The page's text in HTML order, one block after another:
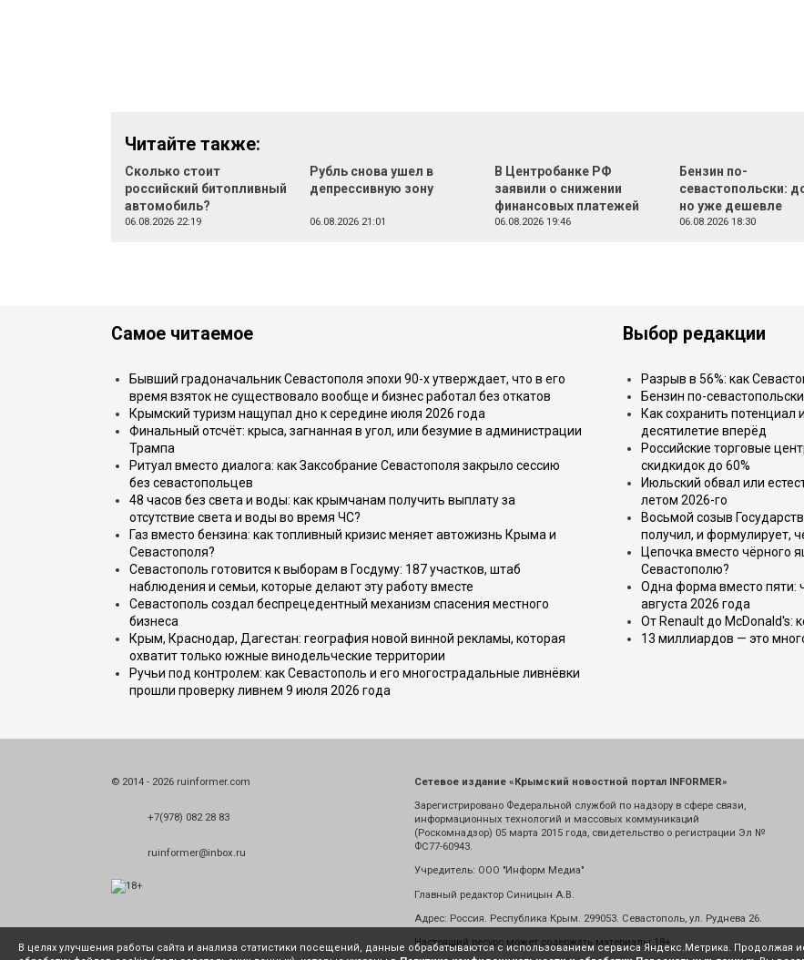
Читайте также:
Сколько стоит
российский битопливный
автомобиль?
06.08.2026 22:19
Рубль снова ушел в
депрессивную зону
06.08.2026 21:01
В Центробанке РФ
заявили о снижении
финансовых платежей
06.08.2026 19:46
Бензин по-
севастопольски:
но уже дешевле
06.08.2026 18:30
Самое читаемое
Бывший градоначальник Севастополя эпохи 90-х утверждает, что в его
время взяток не существовало вообще и бизнес работал без откатов
Крымский туризм нащупал дно к середине июля 2026 года
Финальный отсчёт: крыса, загнанная в угол, или безумие в администрации
Трампа
Ритуал вместо диалога: как Заксобрание Севастополя закрыло сессию
без севастопольцев
48 часов без света и воды: как крымчанам получить выплату за
отсутствие света и воды во время ЧС?
Газ вместо бензина: как топливный кризис меняет автожизнь Крыма и
Севастополя?
Севастополь готовится к выборам в Госдуму: 187 участков, штаб
наблюдения и семьи, которые делают эту работу вместе
Севастополь создал беспрецедентный механизм спасения местного
бизнеса
Крым, Краснодар, Дагестан: география новой винной рекламы, которая
охватит только южные винодельческие территории
Ручьи под контролем: как Севастополь и его многострадальные ливнёвки
прошли проверку ливнем 9 июля 2026 года
Выбор редакции
Разрыв в 56%: как
Бензин по-
Как сохранить потенциал
десятилетие вперёд
Российские торговые
скидкидок до 60%
Июльский обвал или
летом 2026-го
Восьмой созыв
получил, и формулирует,
Цепочка вместо чёрного
Севастополю?
Одна форма вместо пяти:
августа 2026 года
От Renault до McDonald's:
13 миллиардов — это
© 2014 - 2026 ruinformer.com
+7(978) 082 28 83
ruinformer@inbox.ru
Сетевое издание «Крымский новостной портал INFORMER»
Зарегистрировано Федеральной службой по надзору в сфере связи,
информационных технологий и массовых коммуникаций
(Роскомнадзор) 05 марта 2015 года, свидетельство о регистрации Эл №
ФС77-60943.
Учредитель: ООО "Информ Медиа"
Главный редактор Синицын А.В.
Адрес: Россия. Республика Крым. 299053. Севастополь, ул. Руднева 26.
Настоящий ресурс может содержать материалы 18+
В целях улучшения работы сайта и анализа статистики посещений, данные обрабатываются с использованием сервиса Яндекс.Метрика. Продолжая